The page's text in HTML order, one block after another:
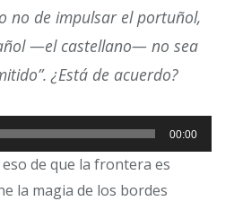
no de impulsar el portuñol,
—el castellano— no sea
¿Está de acuerdo?
00:00
de que la frontera es
la magia de los bordes